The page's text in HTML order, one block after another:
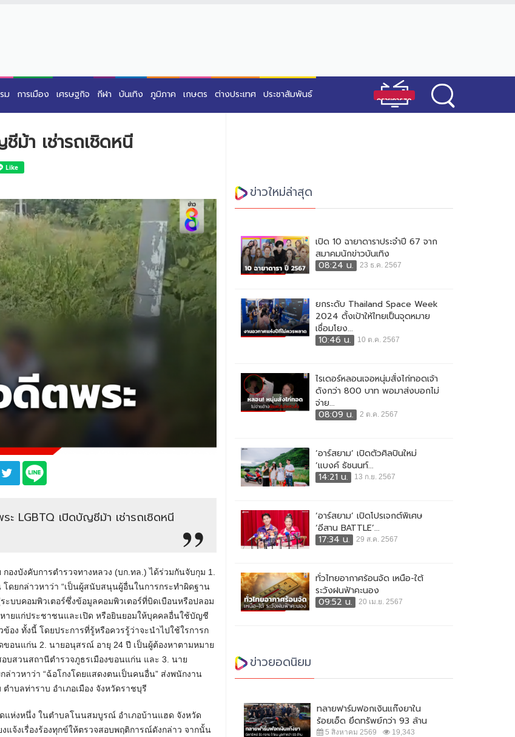
ม การเมือง เศรษฐกิจ กีฬา บันเทิง ภูมิภาค เกษตร ต่างประเทศ ประชาสัมพันธ์
ม้า เช่ารถเชิดหนี
LGBTQ เปิดบัญชีม้า เช่ารถเชิดหนี
งบังคับการตำรวจทางหลวง (บก.ทล.) ได้ร่วมกันจับกุม 1.
ดยกล่าวหาว่า “เป็นผู้สนับสนุนผู้อื่นในการกระทำผิดฐาน
บบคอมพิวเตอร์ซึ่งข้อมูลคอมพิวเตอร์ที่บิดเบือนหรือปลอม
หายแก่ประชาชนและเปิด หรือยินยอมให้บุคคลอื่นใช้บัญชี
อง ทั้งนี้ โดยประการที่รู้หรือควรรู้ว่าจะนำไปใช้ใรการก
ขอนแก่น 2. นายอนุสรณ์ อายุ 24 ปี เป็นผู้ต้องหาตามหมาย
บสวนสถานีตำรวจภูธรเมืองขอนแก่น และ 3. นาย
าวหาว่า “ฉ้อโกงโดยแสดงตนเป็นคนอื่น” ส่งพนักงาน
บลท่าราบ อำเภอเมือง จังหวัดราชบุรี
ห่งหนึ่ง ในตำบลโนนสมบูรณ์ อำเภอบ้านแฮด จังหวัด
จ้งเรื่องร้องทุกข์ให้ตรวจสอบพฤติการณ์ดังกล่าว จากนั้น
ข่าวใหม่ล่าสุด
เปิด 10 ฉายาดาราประจำปี 67 จาก
สมาคมนักข่าวบันเทิง
08:24 น.
23 ธ.ค. 2567
ยกระดับ Thailand Space Week
2024 ตั้งเป้าให้ไทยเป็นจุดหมาย
เชื่อมโยง...
10:46 น.
10 ต.ค. 2567
ไรเดอร์หลอนเจอหนุ่มสั่งไก่ทอดเจ้า
ดังกว่า 800 บาท พอมาส่งบอกไม่
จ่าย...
08:09 น.
2 ต.ค. 2567
‘อาร์สยาม’ เปิดตัวศิลปินใหม่
‘แบงค์ ธัชนนท์...
14:21 น.
13 ก.ย. 2567
‘อาร์สยาม’ เปิดโปรเจกต์พิเศษ
‘อีสาน BATTLE’...
17:34 น.
29 ส.ค. 2567
ทั่วไทยอากาศร้อนจัด เหนือ-ใต้
ระวังฝนฟ้าคะนอง
09:52 น.
20 เม.ย. 2567
ข่าวยอดนิยม
ทลายฟาร์มฟอกเงินแก๊งยาใน
ร้อยเอ็ด ยึดทรัพย์กว่า 93 ล้าน
5 สิงหาคม 2569 19,343